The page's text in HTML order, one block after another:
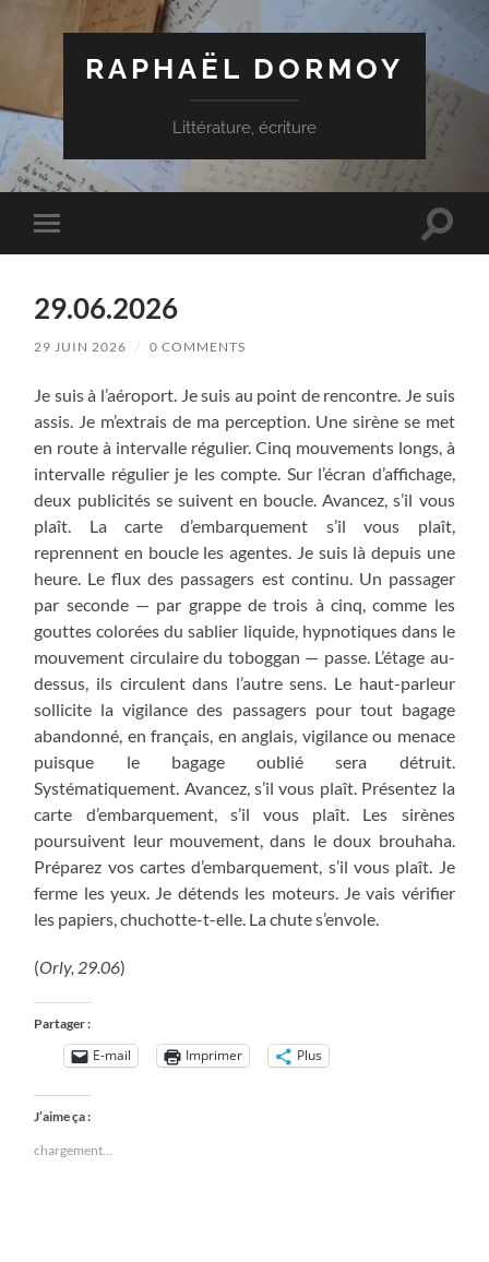
RAPHAËL DORMOY
Littérature, écriture
Toggle
mobile
Toggle
29.06.2026
29 JUIN 2026 / 0 COMMENTS
Je suis à l’aéroport. Je suis au point de rencontre. Je suis
assis. Je m’extrais de ma perception. Une sirène se met
en route à intervalle régulier. Cinq mouvements longs, à
intervalle régulier je les compte. Sur l’écran d’affichage,
deux publicités se suivent en boucle. Avancez, s’il vous
plaît. La carte d’embarquement s’il vous plaît,
reprennent en boucle les agentes. Je suis là depuis une
heure. Le flux des passagers est continu. Un passager
par seconde — par grappe de trois à cinq, comme les
gouttes colorées du sablier liquide, hypnotiques dans le
mouvement circulaire du toboggan — passe. L’étage au-
dessus, ils circulent dans l’autre sens. Le haut-parleur
sollicite la vigilance des passagers pour tout bagage
abandonné, en français, en anglais, vigilance ou menace
puisque le bagage oublié sera détruit.
Systématiquement. Avancez, s’il vous plaît. Présentez la
carte d’embarquement, s’il vous plaît. Les sirènes
poursuivent leur mouvement, dans le doux brouhaha.
Préparez vos cartes d’embarquement, s’il vous plaît. Je
ferme les yeux. Je détends les moteurs. Je vais vérifier
les papiers, chuchotte-t-elle. La chute s’envole.
(Orly, 29.06)
Partager :
E-mail Imprimer Plus
J’aime ça :
chargement…